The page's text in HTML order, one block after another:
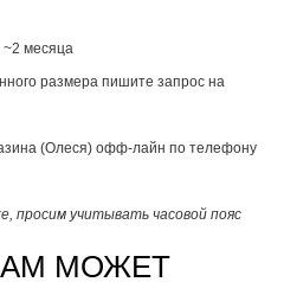
~2 месяца
размера пишите запрос на
(Олеся) офф-лайн по телефону
просим учитывать часовой пояс
МОЖЕТ